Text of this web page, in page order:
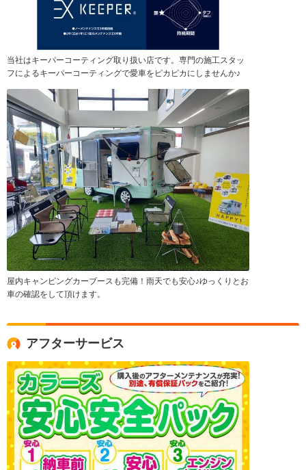
当社はキーパーコーティング取り扱い店です。専門の施工スタッ
フによるキーパーコーティングで愛車をピカピカにしませんか♪
屋内キャンピングカーブースも完備！雨天でも安心♪ゆっくりとお
車の確認をして頂けます。
アフターサービス